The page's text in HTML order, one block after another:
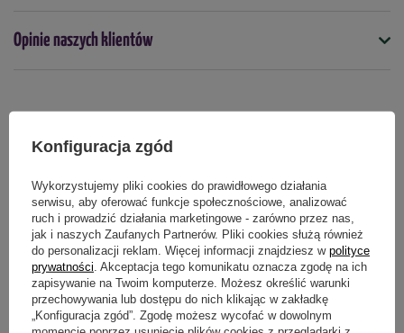
przepuszczalna, odczyn od lekko kwaśnego do
zasadowego
Zastosowanie -żywopłoty, ogrody przydomowe, parki,
ogrody cieniste
Cięcie -można regularnie formować
400
Mrozoodporność
Stanowisko
cieniste półcieniste
Termin sadzenia
wiosna jesień luty marzec kwiecień sierpień wrzesień
październik
Zastosowanie
Opinie naszych klientów
Konfiguracja zgód
Wykorzystujemy pliki cookies do prawidłowego działania
serwisu, aby oferować funkcje społecznościowe, analizować
ruch i prowadzić działania marketingowe - zarówno przez nas,
jak i naszych Zaufanych Partnerów. Pliki cookies służą również
do personalizacji reklam. Więcej informacji znajdziesz w polityce
prywatności . Akceptacja tego komunikatu oznacza zgodę na ich
zapisywanie na Twoim komputerze. Możesz określić warunki
przechowywania lub dostępu do nich klikając w zakładkę
„Konfiguracja zgód”. Zgodę możesz wycofać w dowolnym